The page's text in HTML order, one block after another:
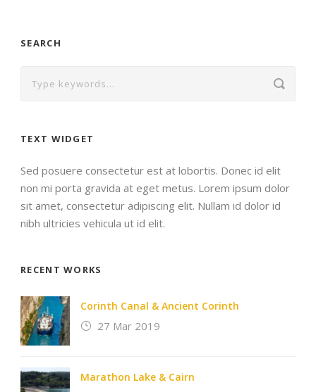
SEARCH
TEXT WIDGET
Sed posuere consectetur est at lobortis. Donec id elit
non mi porta gravida at eget metus. Lorem ipsum dolor
sit amet, consectetur adipiscing elit. Nullam id dolor id
nibh ultricies vehicula ut id elit.
RECENT WORKS
Corinth Canal & Ancient Corinth
27 Mar 2019
Marathon Lake & Cairn